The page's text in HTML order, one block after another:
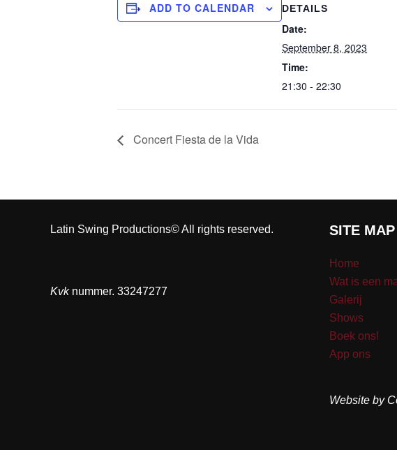
ADD TO CALENDAR DETAILS
Date:
September 8, 2023
Time:
21:30 - 22:30
Concert Fiesta de la Vida
Latin Swing Productions© All rights reserved.
Kvknummer. 33247277
SITE MAP
Home
Wat is een
Galerij
Shows
Boek ons!
App ons
Website by